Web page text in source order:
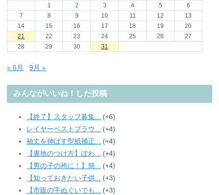
1 2 3 4 5
6
7
8 9 10 11 12
13
14
15 16 17 18 19
20
21
22 23 24 25 26
27
28
29 30 31
« 5月 9月 »
みんながいいね！した投稿
【終了】スタッフ募集...
+6
レイヤーベストブラウ...
+4
袖丈を伸ばす型紙補正...
+4
【裏地のつけ方】ぽわ...
+4
【男の子の袴に！】簡...
+4
【知っておきたい子供...
+3
【市販の手ぬぐいでも...
+3